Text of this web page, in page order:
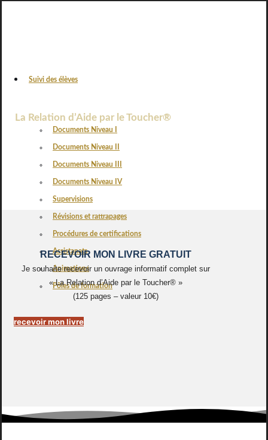
Suivi des élèves
Documents Niveau I
Documents Niveau II
Documents Niveau III
Documents Niveau IV
Supervisions
Révisions et rattrapages
Procédures de certifications
Assistanats
Animations
Pôles de formation
La Relation d’Aide par le Toucher®
RECEVOIR MON LIVRE GRATUIT
Je souhaite recevoir un ouvrage informatif complet sur
« La Relation d’Aide par le Toucher® »
(125 pages – valeur 10€)
recevoir mon livre